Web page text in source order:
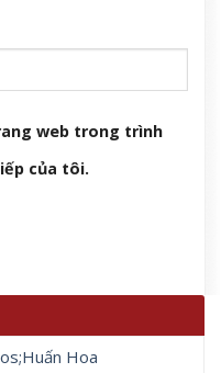
web trong trình
của tôi.
Hoa